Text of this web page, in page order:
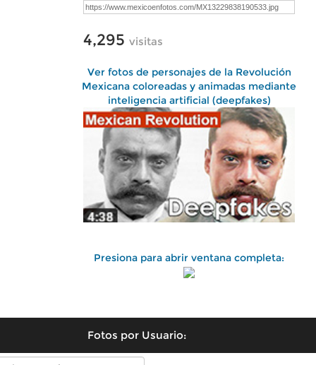
4,295 visitas
Ver fotos de personajes de la Revolución
Mexicana coloreadas y animadas mediante
inteligencia artificial (deepfakes)
Presiona para abrir ventana completa:
Fotos por Usuario: